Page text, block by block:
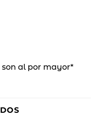
son al por mayor*